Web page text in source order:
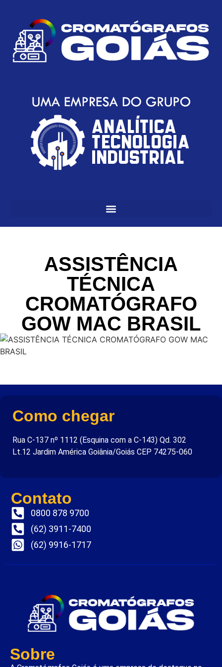
ASSISTÊNCIA
TÉCNICA
CROMATÓGRAFO
GOW MAC BRASIL
Como chegar
Rua C-137 nº 1112 (Esquina com a C-143) Qd. 302
Lt.12 Jardim América Goiânia/Goiás CEP 74275-060
Contato
0800 878 9700
(62) 3911-7400
(62) 9916-1717
Sobre